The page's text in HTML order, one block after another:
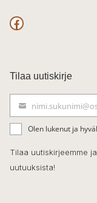
F
c
e
b
o
o
k
Tilaa uutiskirje
ä
h
k
Olen lukenut ja
Tilaa uutiskirjeemme
uutuuksista!